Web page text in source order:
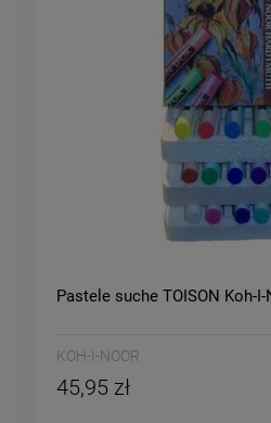
Pastele suche TOISON Koh-
KOH-I-NOOR
45,95 zł